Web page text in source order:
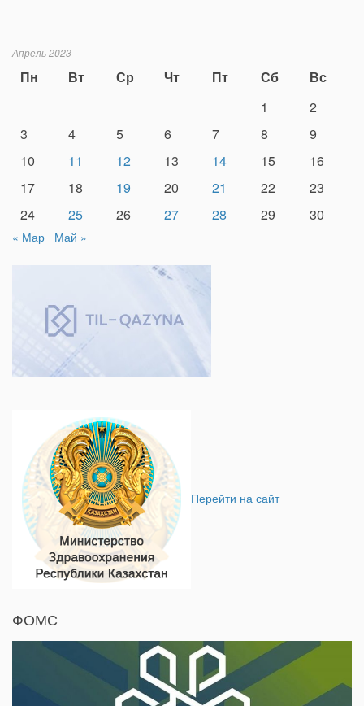
Апрель 2023
Пн Вт Ср Чт Пт Сб
Вс
1
2
3
4 5 6 7 8
9
10
11 12 13 14 15
16
17
18 19 20 21 22
23
24
25 26 27 28 29 30
« Мар Май »
Перейти на сайт
ФОМС